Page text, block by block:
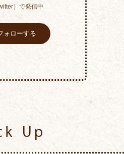
）で発信中
ォローする